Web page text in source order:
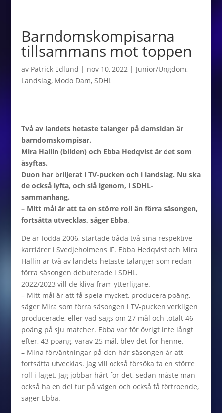
Barndomskompisarna
tillsammans mot toppen
av Patrick Edlund | nov 10, 2022| Junior/Ungdom,
Landslag, Modo Dam, SDHL
Två av landets hetaste talanger på damsidan är
barndomskompisar.
Mira Hallin (bilden) och Ebba Hedqvist är det som
åsyftas.
Duon har briljerat i TV-pucken och i landslag. Nu ska
de också lyfta, och slå igenom, i SDHL-
sammanhang.
– Mitt mål är att ta en större roll än förra säsongen,
fortsätta utvecklas, säger Ebba.
De är födda 2006, startade båda två sina respektive
karriärer i Svedjeholmens IF. Ebba Hedqvist och Mira
Hallin är två av landets hetaste talanger som redan
förra säsongen debuterade i SDHL.
2022/2023 vill de kliva fram ytterligare.
– Mitt mål är att få spela mycket, producera poäng,
säger Mira som förra säsongen i TV-pucken verkligen
producerade, eller vad sägs om 27 mål och totalt 46
poäng på sju matcher. Ebba var för övrigt inte långt
efter, 43 poäng, varav 25 mål, blev det för henne.
– Mina förväntningar på den här säsongen är att
fortsätta utvecklas. Jag vill också försöka ta en större
roll i laget. Jag jobbar hårt för det, sedan måste man
också ha en del tur på vägen och också få förtroende,
säger Ebba.